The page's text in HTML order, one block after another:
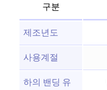
구분
제조년도
사용계절
하의 밴딩 유